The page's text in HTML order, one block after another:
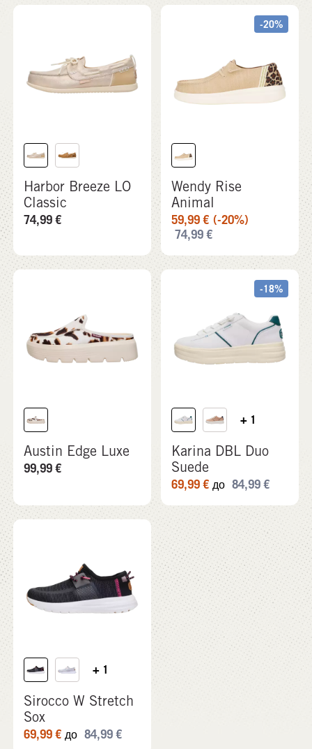
Harbor Breeze LO
Classic
74,99€
-20%
Wendy Rise
Animal
59,99€ (-20%)
74,99€
Austin Edge Luxe
99,99€
-18%
+ 1
Karina DBL Duo
Suede
69,99€ до 84,99€
+ 1
Sirocco W Stretch
Sox
69,99€ до 84,99€